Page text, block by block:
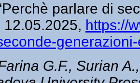
parlare di
12.05.2025, https://
G.F., Surian